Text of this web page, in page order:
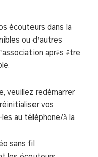
écouteurs dans la
ou d’autres
après être
veuillez redémarrer
vos
au téléphone/à la
sans fil